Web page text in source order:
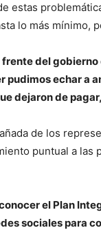
estas
lo más mínimo,
del
pudimos echar a
dejaron de
de los
puntual a las
el Plan
sociales para